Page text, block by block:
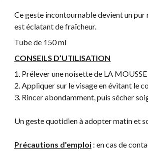
Ce geste incontournable devient un
est éclatant de fraîcheur.
Tube de 150 ml
CONSEILS D’UTILISATION
1. Prélever une noisette de LA
2. Appliquer sur le visage en évitant le
3. Rincer abondamment, puis sécher
Un geste quotidien à adopter matin et
Précautions d'emploi : en cas de